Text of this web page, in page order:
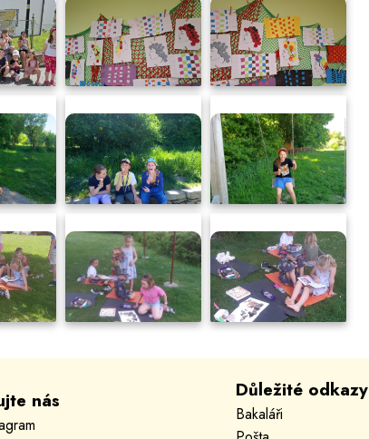
nás Důležité odkazy
Bakaláři